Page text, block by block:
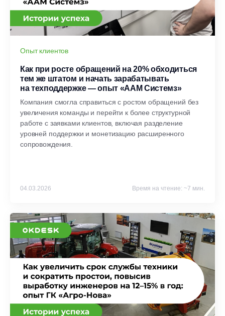
Опыт клиентов
Как при росте обращений на 20% обходиться
тем же штатом и начать зарабатывать
на техподдержке — опыт «ААМ Системз»
Компания смогла справиться с ростом обращений без
увеличения команды и перейти к более структурной
работе с заявками клиентов, включая разделение
уровней поддержки и монетизацию расширенного
сопровождения.
04.03.2026 Время на чтение: ~7 мин.